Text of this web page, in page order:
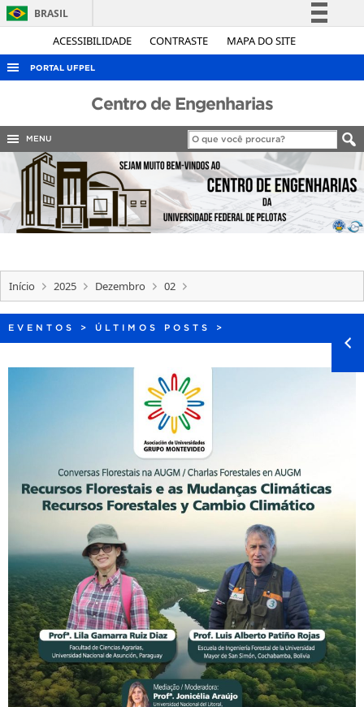
ACESSIBILIDADE CONTRASTE MAPA DO SITE
BRASIL
Simplifique!
Acesso à informação
Legislação
Canais
PORTAL UFPEL
COBALTO
CONCURSOS
EDITAIS
INTERNACIONAL
PORTARIAS
TELEFONES
Centro de Engenharias
MENU
Início 2025 Dezembro 02
EVENTOS > ÚLTIMOS POSTS >